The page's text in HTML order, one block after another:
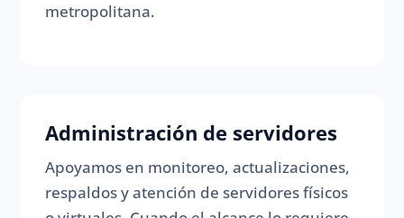
metropolitana.
Administración de servidores
Apoyamos en monitoreo, actualizaciones,
respaldos y atención de servidores físicos